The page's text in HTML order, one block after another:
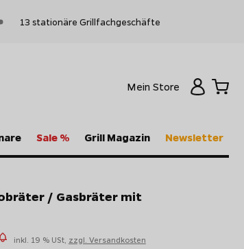
13 stationäre Grillfachgeschäfte
Mein Store
Sale % Grill Magazin Newsletter
/ Gasbräter mit
inkl. 19 % USt, zzgl. Versandkosten